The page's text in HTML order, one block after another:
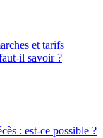
et tarifs
il savoir ?
: est-ce possible ?